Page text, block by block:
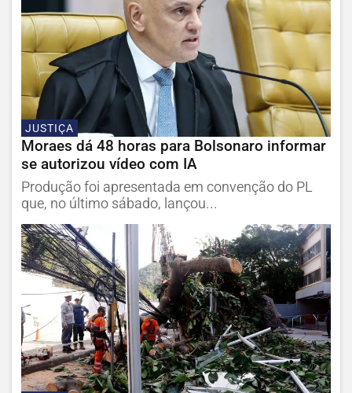
JUSTIÇA
Moraes dá 48 horas para Bolsonaro informar
se autorizou vídeo com IA
Produção foi apresentada em convenção do PL
que, no último sábado, lançou...